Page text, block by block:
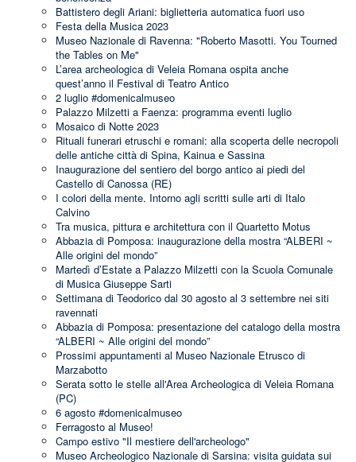
Battistero degli Ariani: biglietteria automatica fuori uso
Festa della Musica 2023
Museo Nazionale di Ravenna: "Roberto Masotti. You Tourned
the Tables on Me"
L’area archeologica di Veleia Romana ospita anche
quest’anno il Festival di Teatro Antico
2 luglio #domenicalmuseo
Palazzo Milzetti a Faenza: programma eventi luglio
Mosaico di Notte 2023
Rituali funerari etruschi e romani: alla scoperta delle necropoli
delle antiche città di Spina, Kainua e Sassina
Inaugurazione del sentiero del borgo antico ai piedi del
Castello di Canossa (RE)
I colori della mente. Intorno agli scritti sulle arti di Italo
Calvino
Tra musica, pittura e architettura con il Quartetto Motus
Abbazia di Pomposa: inaugurazione della mostra “ALBERI ~
Alle origini del mondo”
Martedì d’Estate a Palazzo Milzetti con la Scuola Comunale
di Musica Giuseppe Sarti
Settimana di Teodorico dal 30 agosto al 3 settembre nei siti
ravennati
Abbazia di Pomposa: presentazione del catalogo della mostra
“ALBERI ~ Alle origini del mondo”
Prossimi appuntamenti al Museo Nazionale Etrusco di
Marzabotto
Serata sotto le stelle all'Area Archeologica di Veleia Romana
(PC)
6 agosto #domenicalmuseo
Ferragosto al Museo!
Campo estivo "Il mestiere dell'archeologo"
Museo Archeologico Nazionale di Sarsina: visita guidata sui